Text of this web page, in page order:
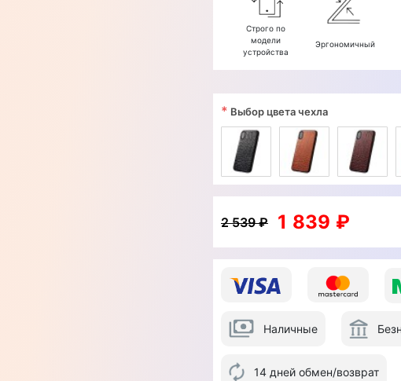
Строго по
модели
устройства
Эргономичный
Наличные
14 дней обмен/возврат
* Выбор цвета чехла
1 839 ₽
2 539 ₽